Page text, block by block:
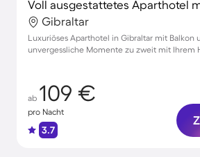
Gibraltar
Luxuriöses Aparthotel in Gibraltar mit Balkon
unvergessliche Momente zu zweit mit Ihrem
ab 109 €
pro Nacht
3.7